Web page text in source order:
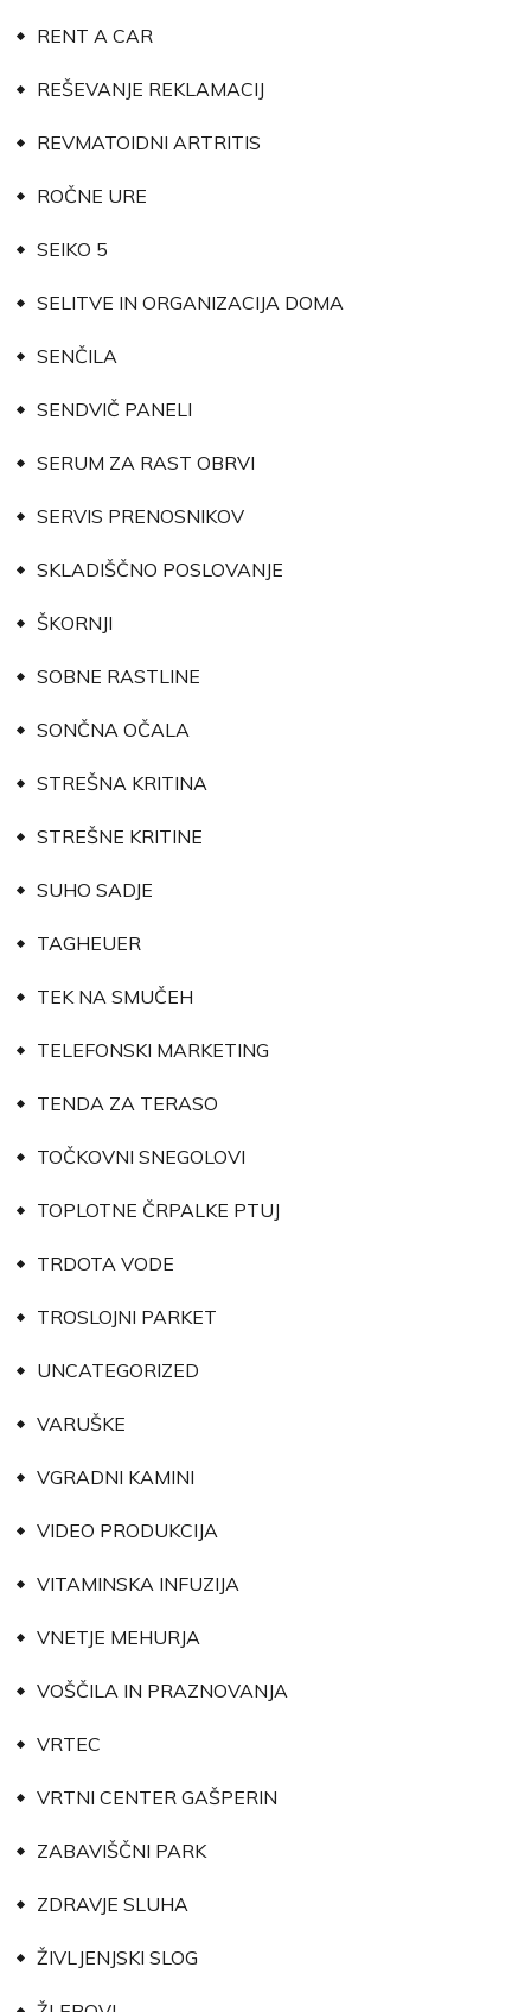
RENT A CAR
REŠEVANJE REKLAMACIJ
REVMATOIDNI ARTRITIS
ROČNE URE
SEIKO 5
SELITVE IN ORGANIZACIJA DOMA
SENČILA
SENDVIČ PANELI
SERUM ZA RAST OBRVI
SERVIS PRENOSNIKOV
SKLADIŠČNO POSLOVANJE
ŠKORNJI
SOBNE RASTLINE
SONČNA OČALA
STREŠNA KRITINA
STREŠNE KRITINE
SUHO SADJE
TAGHEUER
TEK NA SMUČEH
TELEFONSKI MARKETING
TENDA ZA TERASO
TOČKOVNI SNEGOLOVI
TOPLOTNE ČRPALKE PTUJ
TRDOTA VODE
TROSLOJNI PARKET
UNCATEGORIZED
VARUŠKE
VGRADNI KAMINI
VIDEO PRODUKCIJA
VITAMINSKA INFUZIJA
VNETJE MEHURJA
VOŠČILA IN PRAZNOVANJA
VRTEC
VRTNI CENTER GAŠPERIN
ZABAVIŠČNI PARK
ZDRAVJE SLUHA
ŽIVLJENJSKI SLOG